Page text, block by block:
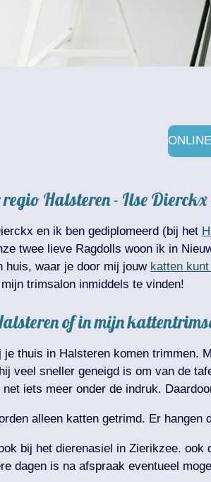
Halsteren - Ilse Dierckx
en ik ben gediplomeerd (bij het
twee lieve Ragdolls woon ik in
huis, waar je door mij jouw katten
trimsalon inmiddels te vinden!
of in mijn
je thuis in Halsteren komen trimmen.
veel sneller geneigd is om van de
iets meer onder de indruk.
alleen katten getrimd. Er hangen
bij het dierenasiel in Zierikzee.
dagen is na afspraak eventueel